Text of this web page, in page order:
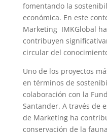
fomentando la
económica. En este
Marketing IMKGlobal
contribuyen
circular del
Uno de los proyectos
en términos de
colaboración con la
Santander. A través de
de Marketing ha
conservación de la